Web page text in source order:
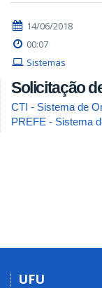
14/06/2018
00:07
Sistemas
Solicitação
CTI - Sistema de
PREFE - Sistema
UFU